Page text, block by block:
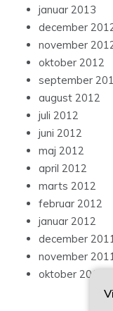
januar 2013
december
november
oktober 2012
september
august 2012
juli 2012
juni 2012
maj 2012
april 2012
marts 2012
februar 2012
januar 2012
december
november
oktober 2011